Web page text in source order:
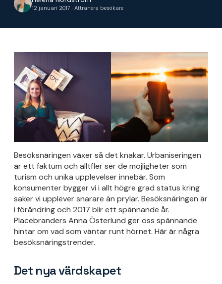
12 januari 2017 · Attrahera besökare
Besöksnäringen växer så det knakar. Urbaniseringen
är ett faktum och alltfler ser de möjligheter som
turism och unika upplevelser innebär. Som
konsumenter bygger vi i allt högre grad status kring
saker vi upplever snarare än prylar. Besöksnäringen är
i förändring och 2017 blir ett spännande år.
Placebranders Anna Österlund ger oss spännande
hintar om vad som väntar runt hörnet. Här är några
besöksnäringstrender.
Det nya värdskapet